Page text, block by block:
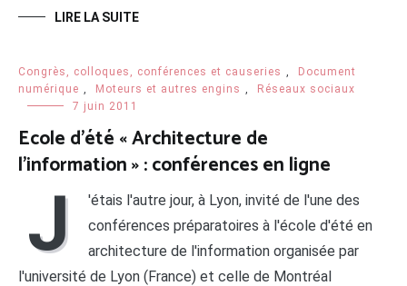
LIRE LA SUITE
Congrès, colloques, conférences et causeries
Document
numérique
Moteurs et autres engins
Réseaux sociaux
7 juin 2011
Ecole d’été « Architecture de
l’information » : conférences en ligne
J
'étais l'autre jour, à Lyon, invité de l'une des
conférences préparatoires à l'école d'été en
architecture de l'information organisée par
l'université de Lyon (France) et celle de Montréal